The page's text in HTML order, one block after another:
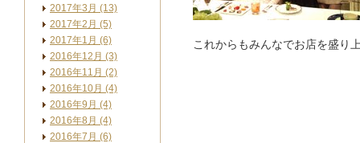
これからもみんなでお店を盛り
2017年3月 (13)
2017年2月 (5)
2017年1月 (6)
2016年12月 (3)
2016年11月 (2)
2016年10月 (4)
2016年9月 (4)
2016年8月 (4)
2016年7月 (6)